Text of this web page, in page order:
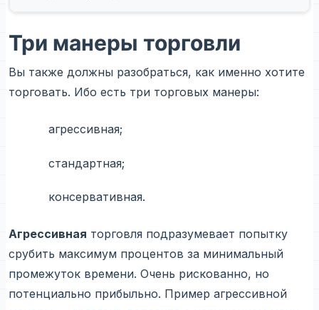
Три манеры торговли
Вы также должны разобраться, как именно хотите
торговать. Ибо есть три торговых манеры:
агрессивная;
стандартная;
консервативная.
Агрессивная торговля подразумевает попытку
срубить максимум процентов за минимальный
промежуток времени. Очень рискованно, но
потенциально прибыльно. Пример агрессивной